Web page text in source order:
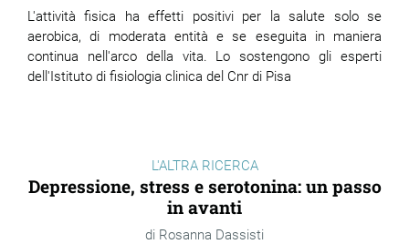
L'attività fisica ha effetti positivi per la salute solo se
aerobica, di moderata entità e se eseguita in maniera
continua nell'arco della vita. Lo sostengono gli esperti
dell'Istituto di fisiologia clinica del Cnr di Pisa
L'ALTRA RICERCA
Depressione, stress e serotonina: un passo
in avanti
Rosanna Dassisti